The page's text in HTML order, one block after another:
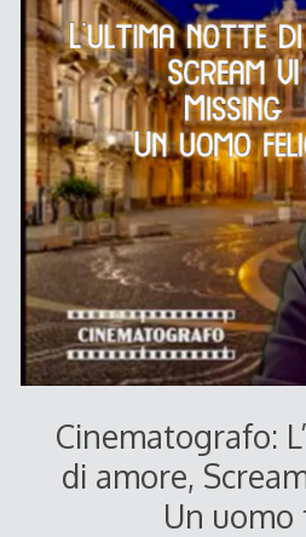
Cinematografo:
di amore,
Un uomo